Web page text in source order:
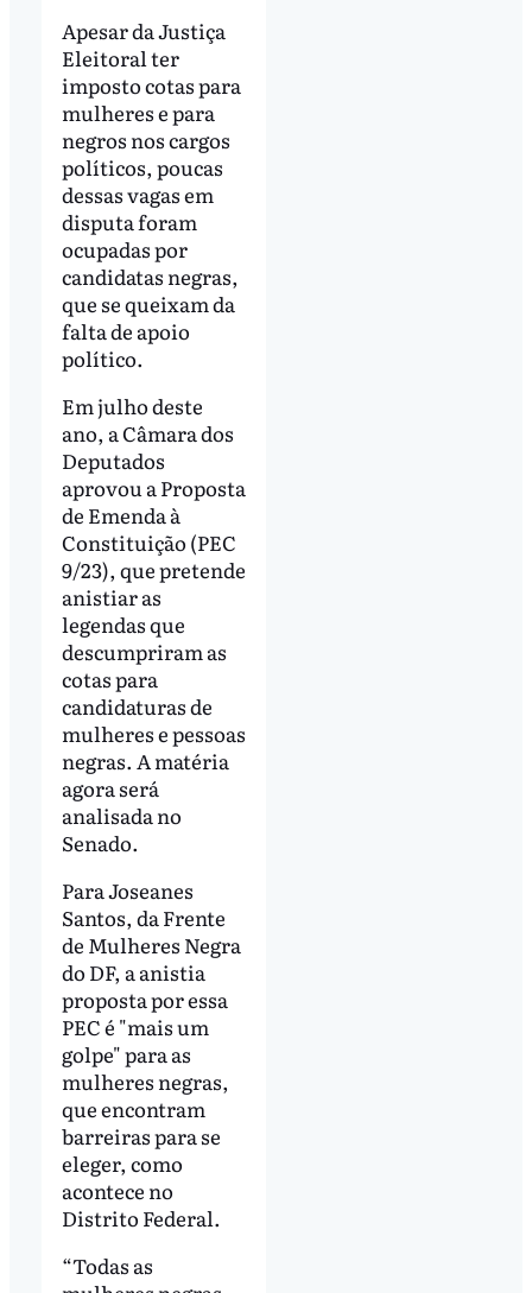
Apesar da Justiça
Eleitoral ter
imposto cotas para
mulheres e para
negros nos cargos
políticos, poucas
dessas vagas em
disputa foram
ocupadas por
candidatas negras,
que se queixam da
falta de apoio
político.
Em julho deste
ano, a Câmara dos
Deputados
aprovou a Proposta
de Emenda à
Constituição (PEC
9/23), que pretende
anistiar as
legendas que
descumpriram as
cotas para
candidaturas de
mulheres e pessoas
negras. A matéria
agora será
analisada no
Senado.
Para Joseanes
Santos, da Frente
de Mulheres Negra
do DF, a anistia
proposta por essa
PEC é "mais um
golpe" para as
mulheres negras,
que encontram
barreiras para se
eleger, como
acontece no
Distrito Federal.
“Todas as